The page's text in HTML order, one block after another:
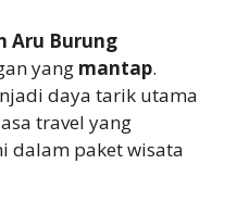
Aru Burung
yang mantap.
daya tarik utama
travel yang
dalam paket wisata